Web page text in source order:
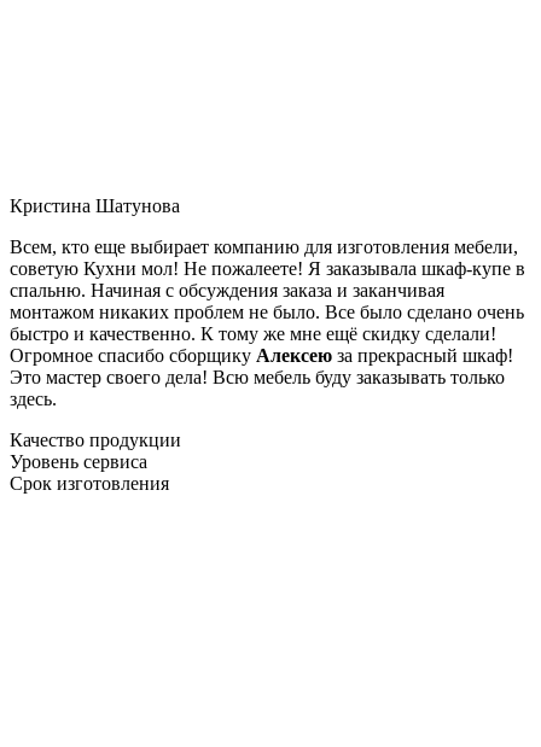
Кристина Шатунова
Всем, кто еще выбирает компанию для изготовления мебели,
советую Кухни мол! Не пожалеете! Я заказывала шкаф-купе в
спальню. Начиная с обсуждения заказа и заканчивая
монтажом никаких проблем не было. Все было сделано очень
быстро и качественно. К тому же мне ещё скидку сделали!
Огромное спасибо сборщику Алексею за прекрасный шкаф!
Это мастер своего дела! Всю мебель буду заказывать только
здесь.
Качество продукции
Уровень сервиса
Срок изготовления